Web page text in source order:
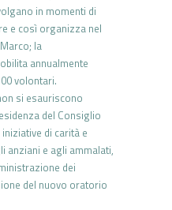
in momenti di
e così organizza nel
la
annualmente
volontari.
si esauriscono
del Consiglio
di carità e
anziani e agli ammalati,
dei
del nuovo oratorio